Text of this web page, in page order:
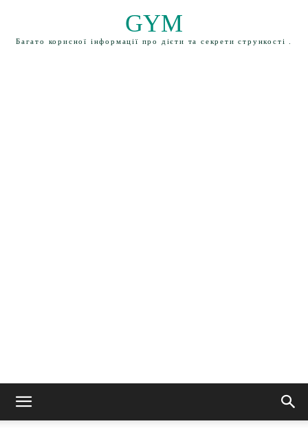
GYM
Багато корисної інформації про дієти та секрети стрункості .